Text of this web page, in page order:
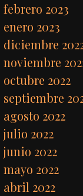
febrero 2023
enero 2023
diciembre
noviembre
octubre 2022
septiembre
agosto 2022
julio 2022
junio 2022
mayo 2022
abril 2022